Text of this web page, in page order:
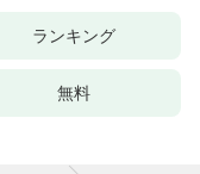
ランキング
無料